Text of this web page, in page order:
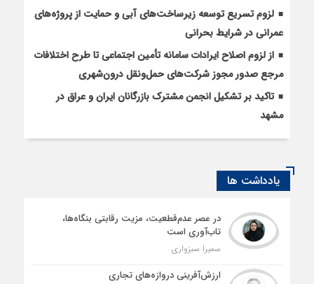
لزوم تسریع توسعه زیرساخت‌های آبی و حمایت از پروژه‌های
عمرانی در شرایط بحرانی
از لزوم اصلاح ایرادات سامانه تأمین اجتماعی تا طرح اختلافات
مرجع صدور مجوز شرکت‌های حمل‌ونقل درون‌شهری
تاکید بر تشکیل انجمن مشترک بازرگانان ایران و عراق در
مشهد
یادداشت ها
در عصر عدم‌قطعیت، مزیت رقابتی بنگاه‌ها،
تاب‌آوری است
سمیرا سبزواری
ارزش‌آفرینی دروازه‌های تجاری